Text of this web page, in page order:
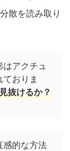
散を読み取り
はアクチュ
おりま
抜けるか？
感的な方法